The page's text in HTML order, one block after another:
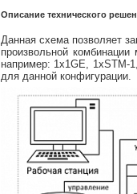
Описание технического
Данная схема позволяет
произвольной
например: 1x1GE, 1xSTM-
для данной конфигурации.